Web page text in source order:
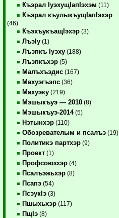
Къэрал IуэхущIапIэхэм (11)
Къэрал къулыкъущIапIэхэр
(46)
КъэхъукъащIэхэр (3)
ЛъэIу (1)
Лъэпкъ Iуэху (188)
Лъэпкъхэр (5)
Малъхъэдис (167)
Махуэгъэпс (36)
Махуэку (219)
Мэшыкъуэ — 2010 (8)
Мэшыкъуэ-2014(5)
Нэтынхэр (110)
Обозревателым и псалъэ (19)
Политикэ партхэр (9)
Проект (1)
Профсоюзхэр (4)
Псалъэжьхэр (8)
Псапэ (54)
ПсэукIэ (3)
Пшыхьхэр (117)
ПщIэ (8)